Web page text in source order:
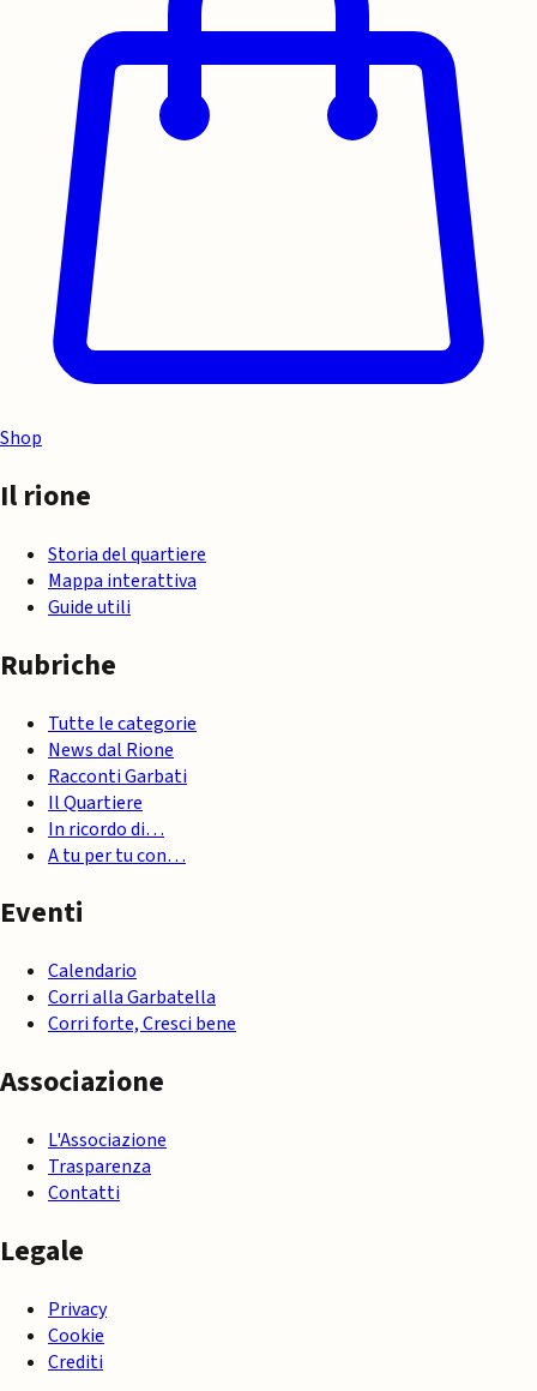
Shop
Il rione
Storia del quartiere
Mappa interattiva
Guide utili
Rubriche
Tutte le categorie
News dal Rione
Racconti Garbati
Il Quartiere
In ricordo di…
A tu per tu con…
Eventi
Calendario
Corri alla Garbatella
Corri forte, Cresci bene
Associazione
L'Associazione
Trasparenza
Contatti
Legale
Privacy
Cookie
Crediti